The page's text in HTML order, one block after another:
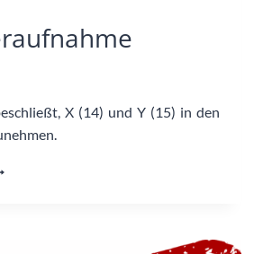
X (14) und Y (15) in den